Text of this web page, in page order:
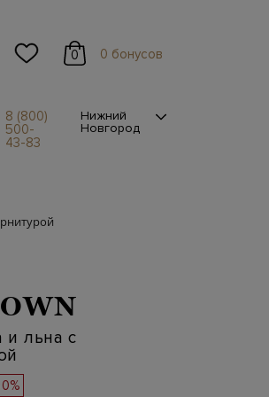
0 0 бонусов
8 (800)
500-
43-83
Нижний
Новгород
и льна с